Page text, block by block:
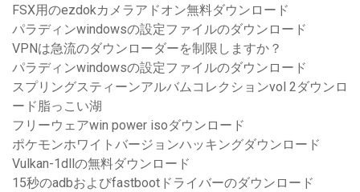
FSX用のezdokカメラアドオン無料ダウンロード
パラディンwindowsの設定ファイルのダウンロード
VPNは急流のダウンローダーを制限しますか？
パラディンwindowsの設定ファイルのダウンロード
スプリングスティーンアルバムコレクションvol 2ダウンロ
ード脂っこい湖
フリーウェアwin power isoダウンロード
ポケモンホワイトバージョンハッキングダウンロード
Vulkan-1dllの無料ダウンロード
15秒のadbおよびfastbootドライバーのダウンロード